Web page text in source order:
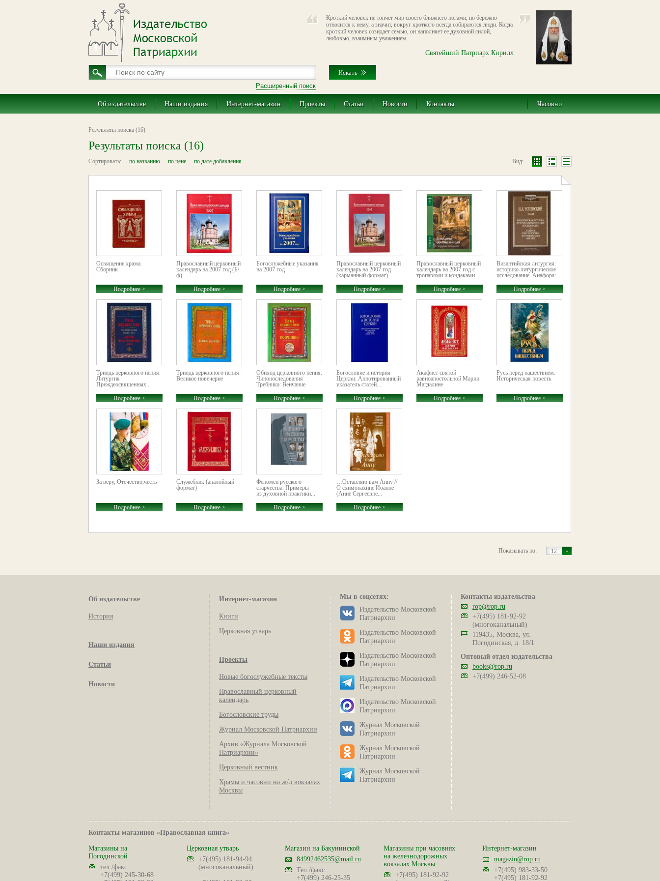
Кроткий человек не топчет мир своего ближнего ногами, но бережно
относится к нему, а значит, вокруг кроткого всегда собираются люди. Когда
кроткий человек созидает семью, он наполняет ее духовной силой,
любовью, взаимным уважением.
Святейший Патриарх Кирилл
Расширенный поиск
Об издательстве Наши издания Интернет-магазин Проекты Статьи Новости Контакты Часовни
Результаты поиска (16)
Результаты поиска (16)
Сортировать: Вид:
по названию по цене по дате добавления
Освящение храма.
Сборник
Подробнее >
Православный церковный
календарь на 2007 год (Б/
ф)
Подробнее >
Богослужебные указания
на 2007 год
Подробнее >
Православный церковный
календарь на 2007 год
(карманный формат)
Подробнее >
Православный церковный
календарь на 2007 год с
тропарями и кондаками
Подробнее >
Византийская литургия:
историко-литургическое
исследование. Анафора:...
Подробнее >
Триодь церковного пения:
Литургия
Преждеосвященных...
Подробнее >
Триодь церковного пения:
Великое повечерие
Подробнее >
Обиход церковного пения:
Чинопоследования
Требника: Венчание
Подробнее >
Богословие и история
Церкви: Аннотированный
указатель статей...
Подробнее >
Акафист святой
равноапостольной Марии
Магдалине
Подробнее >
Русь перед нашествием.
Историческая повесть
Подробнее >
За веру, Отечество,честь
Подробнее >
Служебник (аналойный
формат)
Подробнее >
Феномен русского
старчества: Примеры
из духовной практики...
Подробнее >
…Оставляю вам Анну //
О схимонахине Иоанне
(Анне Сергеевне...
Подробнее >
12
Показывать по:
Об издательстве
История
Наши издания
Статьи
Новости
Интернет-магазин
Книги
Церковная утварь
Проекты
Новые богослужебные тексты
Православный церковный
календарь
Богословские труды
Журнал Московской Патриархии
Архив «Журнала Московской
Патриархии»
Церковный вестник
Храмы и часовни на ж/д вокзалах
Москвы
Мы в соцсетях:
Издательство Московской
Патриархии
Издательство Московской
Патриархии
Издательство Московской
Патриархии
Издательство Московской
Патриархии
Издательство Московской
Патриархии
Журнал Московской
Патриархии
Журнал Московской
Патриархии
Журнал Московской
Патриархии
Контакты издательства
rop@rop.ru
+7(495) 181-92-92
(многоканальный)
119435, Москва, ул.
Погодинская, д. 18/1
Оптовый отдел издательства
books@rop.ru
+7(499) 246-52-08
Контакты магазинов «Православная книга»
Магазины на
Погодинской
тел./факс:
+7(499) 245-30-68
Церковная утварь
+7(495) 181-94-94
(многоканальный)
Магазин на Бакунинской
84992462535@mail.ru
Тел./факс:
+7(499) 246-25-35
Магазины при часовнях
на железнодорожных
вокзалах Москвы
+7(495) 181-92-92
Интернет-магазин
magazin@rop.ru
+7(495) 983-33-50
+7(495) 181-92-92